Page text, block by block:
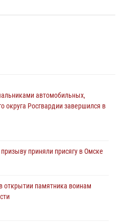
автомобильных,
округа Росгвардии завершился в
приняли присягу в Омске
открытии памятника воинам